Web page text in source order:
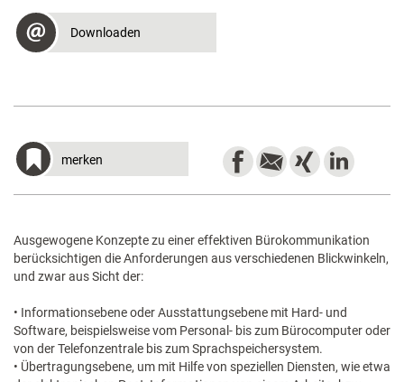
Downloaden
merken
Ausgewogene Konzepte zu einer effektiven Bürokommunikation
berücksichtigen die Anforderungen aus verschiedenen Blickwinkeln,
und zwar aus Sicht der:
• Informationsebene oder Ausstattungsebene mit Hard- und
Software, beispielsweise vom Personal- bis zum Bürocomputer oder
von der Telefonzentrale bis zum Sprachspeichersystem.
• Übertragungsebene, um mit Hilfe von speziellen Diensten, wie etwa